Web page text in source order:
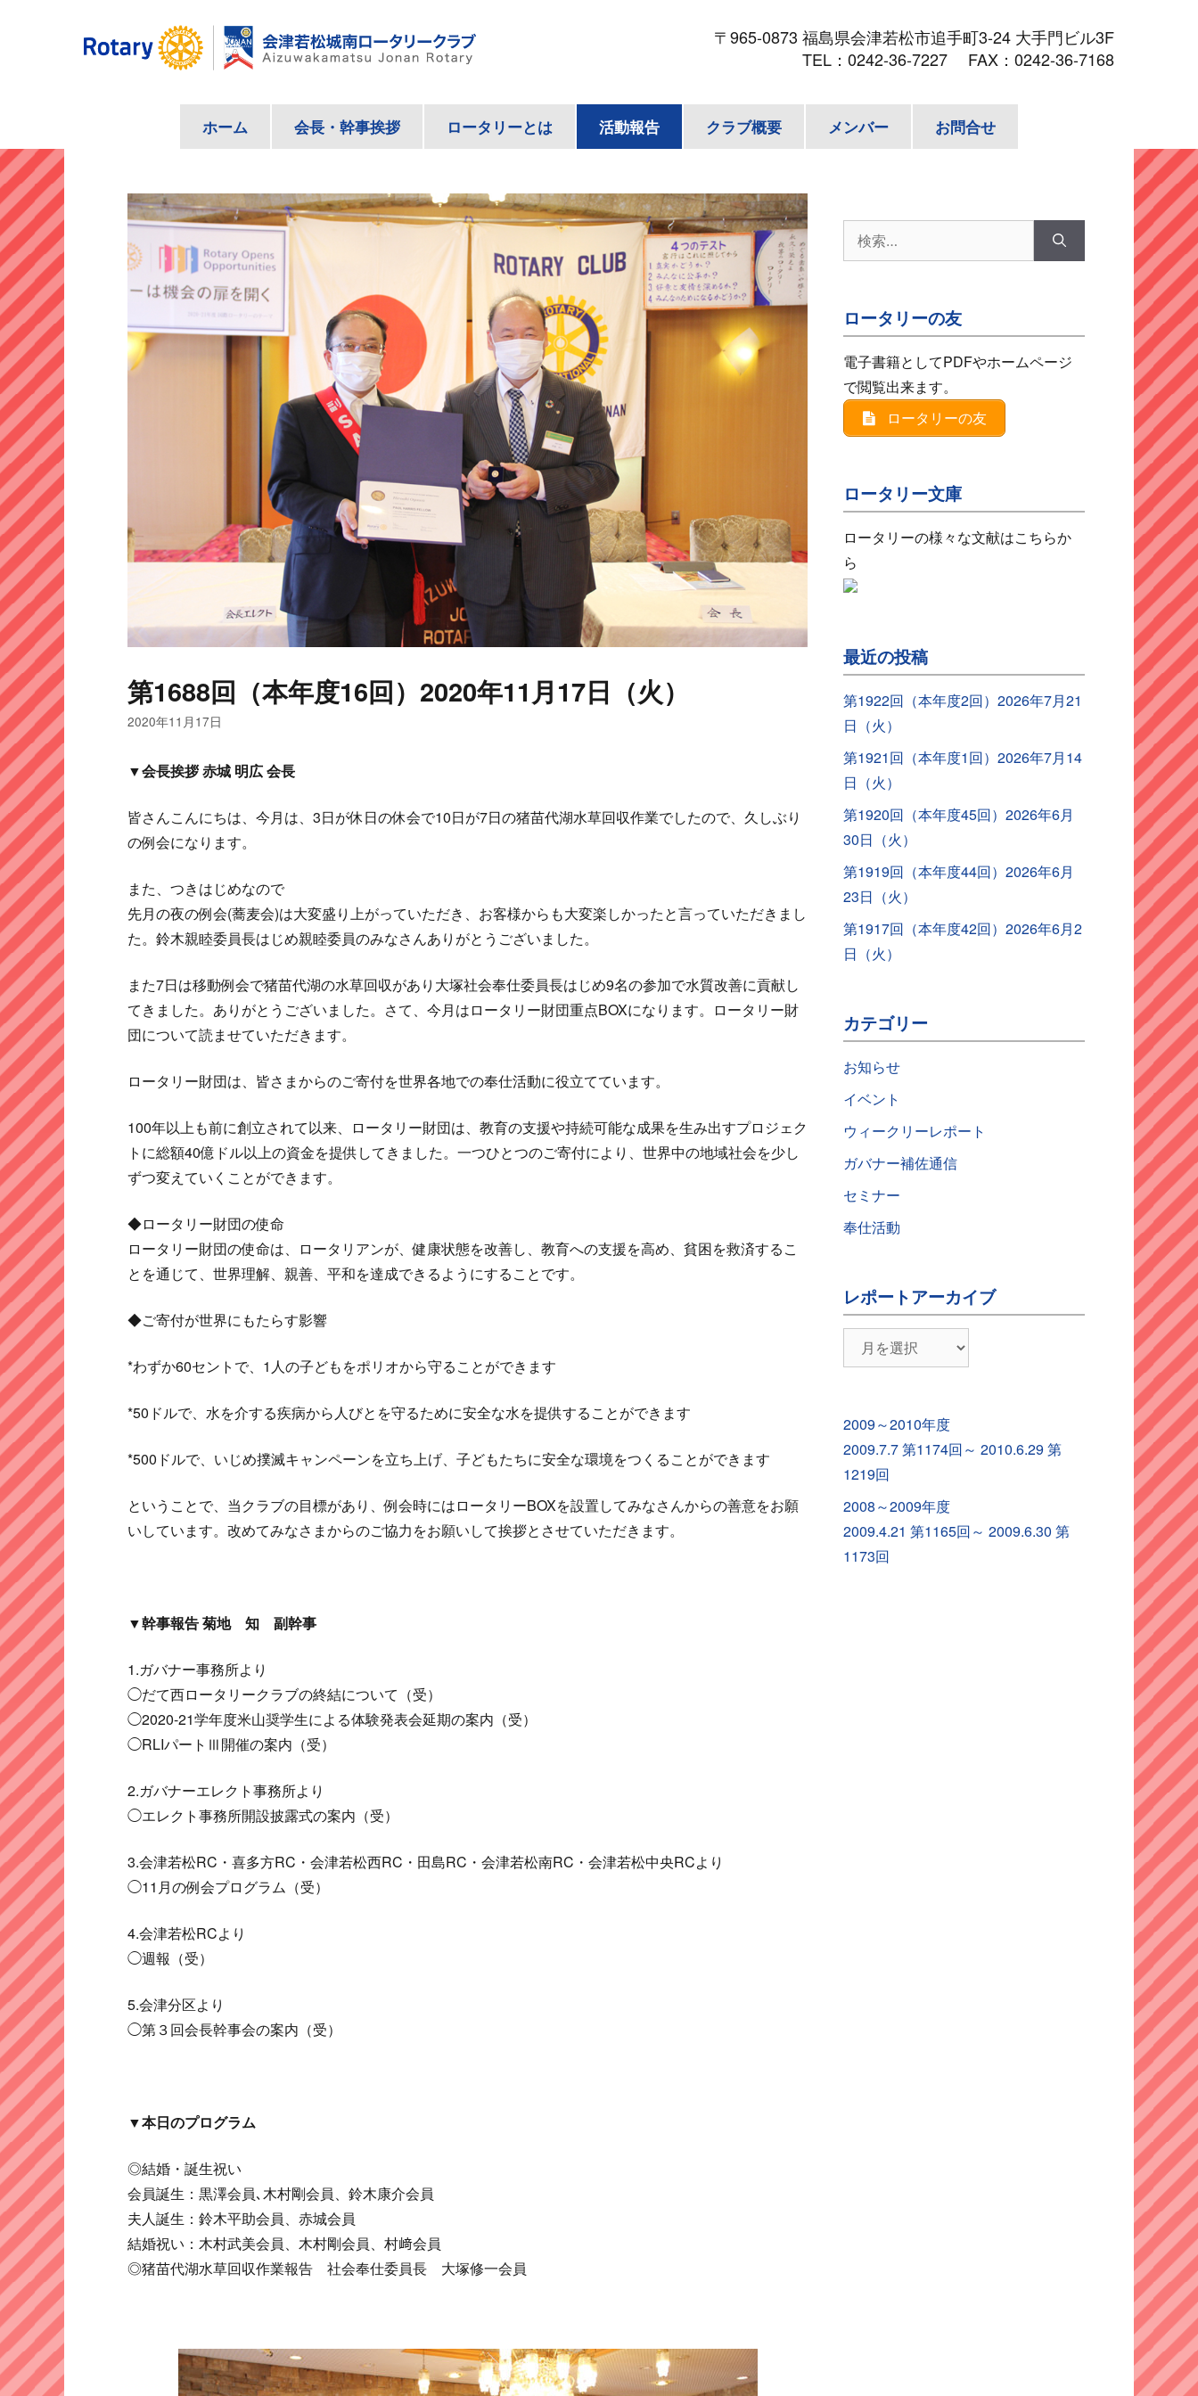
ス
キ
ッ
プ
〒965-0873 福島県会津若松市追手町3-24 大手門ビル3F
TEL： 0242-36-7227 FAX：0242-36-7168
ホーム 会長・幹事挨拶 ロータリーとは 活動報告 クラブ概要 メンバー お問合せ
第1688回（本年度16回）2020年11月17日（火）
2020年11月17日
▼会長挨拶 赤城 明広 会長
皆さんこんにちは、今月は、3日が休日の休会で10日が7日の猪苗代湖水草回収作業でしたので、久しぶり
の例会になります。
また、つきはじめなので
先月の夜の例会(蕎麦会)は大変盛り上がっていただき、お客様からも大変楽しかったと言っていただきまし
た。鈴木親睦委員長はじめ親睦委員のみなさんありがとうございました。
また7日は移動例会で猪苗代湖の水草回収があり大塚社会奉仕委員長はじめ9名の参加で水質改善に貢献し
てきました。ありがとうございました。さて、今月はロータリー財団重点BOXになります。ロータリー財
団について読ませていただきます。
ロータリー財団は、皆さまからのご寄付を世界各地での奉仕活動に役立てています。
100年以上も前に創立されて以来、ロータリー財団は、教育の支援や持続可能な成果を生み出すプロジェク
トに総額40億ドル以上の資金を提供してきました。一つひとつのご寄付により、世界中の地域社会を少し
ずつ変えていくことができます。
◆ロータリー財団の使命
ロータリー財団の使命は、ロータリアンが、健康状態を改善し、教育への支援を高め、貧困を救済するこ
とを通じて、世界理解、親善、平和を達成できるようにすることです。
◆ご寄付が世界にもたらす影響
*わずか60セントで、1人の子どもをポリオから守ることができます
*50ドルで、水を介する疾病から人びとを守るために安全な水を提供することができます
*500ドルで、いじめ撲滅キャンペーンを立ち上げ、子どもたちに安全な環境をつくることができます
ということで、当クラブの目標があり、例会時にはロータリーBOXを設置してみなさんからの善意をお願
いしています。改めてみなさまからのご協力をお願いして挨拶とさせていただきます。
▼幹事報告 菊地 知 副幹事
1.ガバナー事務所より
◯だて西ロータリークラブの終結について（受）
◯2020-21学年度米山奨学生による体験発表会延期の案内（受）
◯RLIパートⅢ開催の案内（受）
2.ガバナーエレクト事務所より
◯エレクト事務所開設披露式の案内（受）
3.会津若松RC・喜多方RC・会津若松西RC・田島RC・会津若松南RC・会津若松中央RCより
◯11月の例会プログラム（受）
4.会津若松RCより
◯週報（受）
5.会津分区より
◯第３回会長幹事会の案内（受）
▼本日のプログラム
◎結婚・誕生祝い
会員誕生：黒澤会員､木村剛会員、鈴木康介会員
夫人誕生：鈴木平助会員、赤城会員
結婚祝い：木村武美会員、木村剛会員、村﨑会員
◎猪苗代湖水草回収作業報告 社会奉仕委員長 大塚修一会員
索:
ロータリーの友
電子書籍としてPDFやホームページ
で閲覧出来ます。
ロータリーの友
ロータリー文庫
ロータリーの様々な文献はこちらか
ら
最近の投稿
第1922回（本年度2回）2026年7月21
日（火）
第1921回（本年度1回）2026年7月14
日（火）
第1920回（本年度45回）2026年6月
30日（火）
第1919回（本年度44回）2026年6月
23日（火）
第1917回（本年度42回）2026年6月2
日（火）
カテゴリー
お知らせ
イベント
ウィークリーレポート
ガバナー補佐通信
セミナー
奉仕活動
レポートアーカイブ
ポ
イ
ブ
2009～2010年度
2009.7.7 第1174回～ 2010.6.29 第
1219回
2008～2009年度
2009.4.21 第1165回～ 2009.6.30 第
1173回